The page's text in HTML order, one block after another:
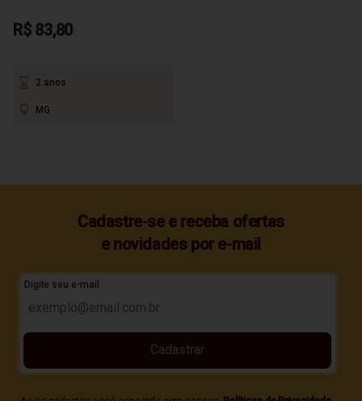
R$ 83,80
2 anos
MG
Cadastre-se e receba ofertas
e novidades por e-mail
Digite seu e-mail
Cadastrar